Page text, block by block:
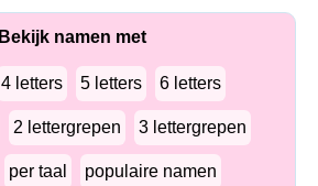
Bekijk namen met
4 letters 5 letters 6 letters
2 lettergrepen 3 lettergrepen
per taal populaire namen